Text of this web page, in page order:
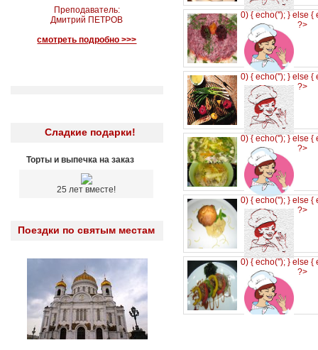
Преподаватель:
Дмитрий ПЕТРОВ
смотреть подробно >>>
Сладкие подарки!
Торты и выпечка на заказ
25 лет вместе!
Поездки по святым местам
0) { echo(''); } else {
?>
0) { echo(''); } else {
?>
0) { echo(''); } else {
?>
0) { echo(''); } else {
?>
0) { echo(''); } else {
?>